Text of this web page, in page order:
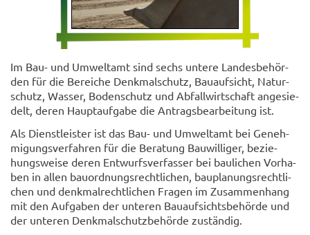
Im Bau- und Um­welt­amt sind sechs un­te­re Lan­des­be­hör­
den für die Be­rei­che Denk­mal­schutz, Bau­auf­sicht, Na­tur­
schutz, Was­ser, Bo­den­schutz und Ab­fall­wirt­schaft an­ge­sie­
delt, deren Haupt­auf­ga­be die An­trags­be­ar­bei­tung ist.
Als Dienst­leis­ter ist das Bau- und Um­welt­amt bei Ge­neh­
mi­gungs­ver­fah­ren für die Be­ra­tung Bau­wil­li­ger, be­zie­
hungs­wei­se deren Ent­wurfs­ver­fas­ser bei bau­li­chen Vor­ha­
ben in allen bau­ord­nungs­recht­li­chen, bau­pla­nungs­recht­li­
chen und denk­mal­recht­li­chen Fra­gen im Zu­sam­men­hang
mit den Auf­ga­ben der un­te­ren Bau­auf­sichts­be­hör­de und
der un­te­ren Denk­mal­schutz­be­hör­de zu­stän­dig.